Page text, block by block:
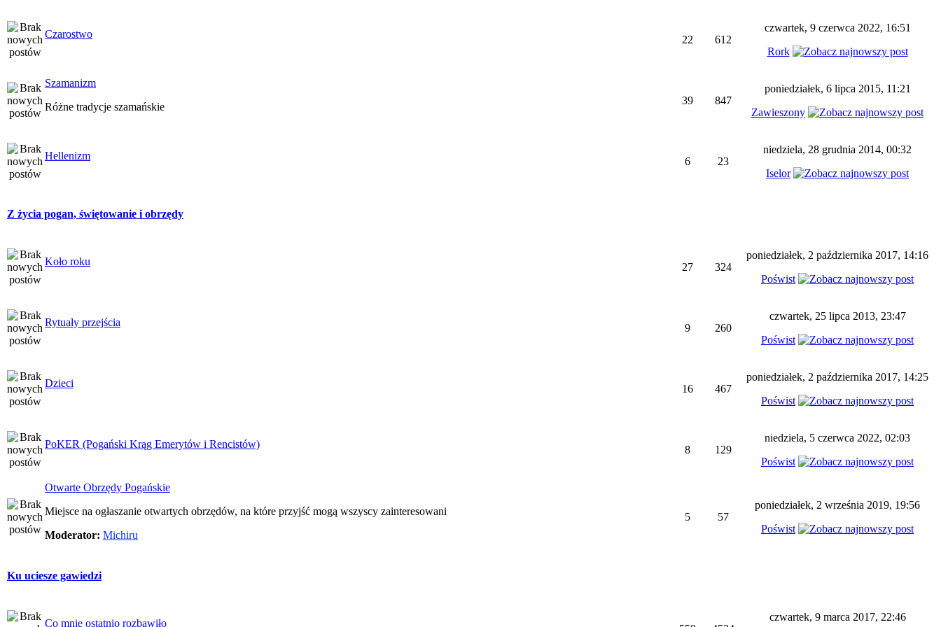
Czarostwo 22 612
czwartek, 9 czerwca 2022, 16:51
Rork
Szamanizm
Różne tradycje szamańskie
39 847
poniedziałek, 6 lipca 2015, 11:21
Zawieszony
Hellenizm 6 23
niedziela, 28 grudnia 2014, 00:32
Iselor
Z życia pogan, świętowanie i obrzędy
Koło roku 27 324
poniedziałek, 2 października 2017, 14:16
Poświst
Rytuały przejścia 9 260
czwartek, 25 lipca 2013, 23:47
Poświst
Dzieci 16 467
poniedziałek, 2 października 2017, 14:25
Poświst
PoKER (Pogański Krąg Emerytów i Rencistów) 8 129
niedziela, 5 czerwca 2022, 02:03
Poświst
Otwarte Obrzędy Pogańskie
Miejsce na ogłaszanie otwartych obrzędów, na które przyjść mogą wszyscy zainteresowani
Moderator: Michiru
5 57
poniedziałek, 2 września 2019, 19:56
Poświst
Ku uciesze gawiedzi
Co mnie ostatnio rozbawiło
czwartek, 9 marca 2017, 22:46